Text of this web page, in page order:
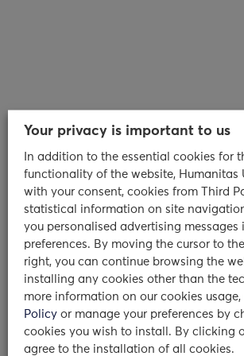
A Maria Rescigno il Premio
Pezcoller Women in Cancer
Research
Il prestigioso Premio Pezcoller-
Larcher Fogazzaro-EACR Women in
Research 2024 sarà assegnato a
Your privacy is important to us
In addition to the essential cookies for
functionality of the website, Humanitas
with your consent, cookies from Third
statistical information on site
you personalised advertising
preferences. By moving the cursor to
right, you can continue browsing the
installing any cookies other than the
more information on our cookies usage,
Policy or manage your preferences by
cookies you wish to install. By clicking
agree to the installation of all cookies.